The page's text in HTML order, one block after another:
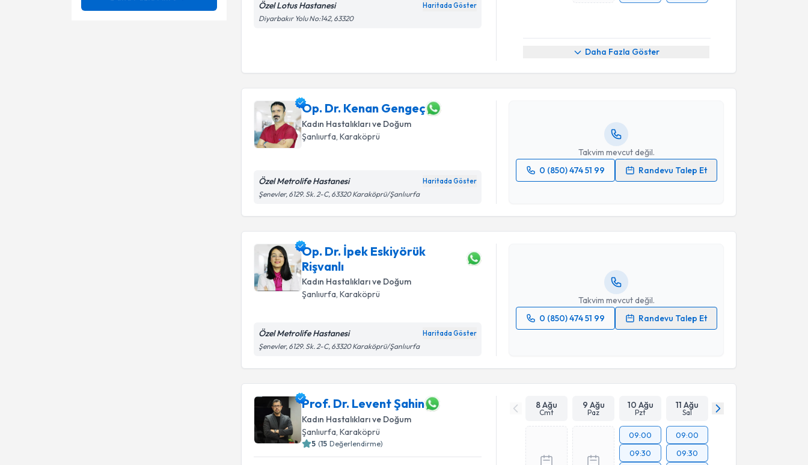
Özel Lotus Hastanesi Haritada Göster
Diyarbakır Yolu No:142, 63320
Daha Fazla Göster
Op. Dr. Kenan Gengeç
Kadın Hastalıkları ve Doğum
Şanlıurfa , Karaköprü
Özel Metrolife Hastanesi Haritada Göster
Şenevler, 6129. Sk. 2-C, 63320 Karaköprü/Şanlıurfa
Takvim mevcut değil.
0 (850) 474 51 99
Randevu Talep Et
Randevu Takvimi Talebi
Op. Dr. İpek Eskiyörük
Rişvanlı
Kadın Hastalıkları ve Doğum
Şanlıurfa , Karaköprü
Özel Metrolife Hastanesi Haritada Göster
Şenevler, 6129. Sk. 2-C, 63320 Karaköprü/Şanlıurfa
Takvim mevcut değil.
0 (850) 474 51 99
Randevu Talep Et
Op. Dr. İpek Eskiyörük Rişvanlıiçin randevu takvimi talebi
oluşturun. Size bu uzmandan randevu almanız için bir takvim
Prof. Dr. Levent Şahin
Kadın Hastalıkları ve Doğum
Şanlıurfa , Karaköprü
5 (15 Değerlendirme)
8 Ağu
Cmt
9 Ağu
Paz
10 Ağu
Pzt
11 Ağu
Sal
09:00
09:30
09:00
09:30